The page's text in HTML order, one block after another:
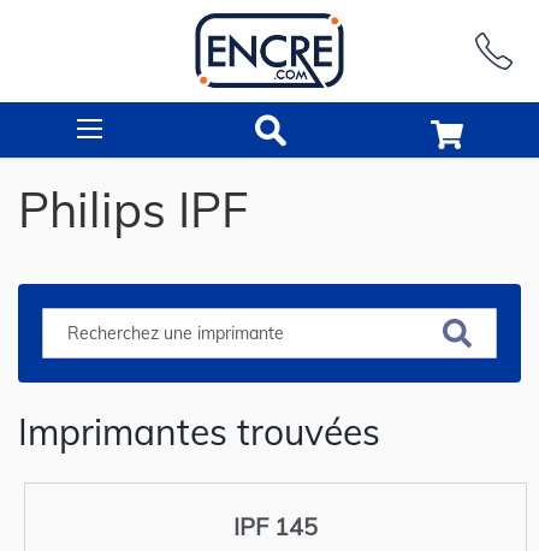
Philips IPF
Imprimantes trouvées
IPF 145